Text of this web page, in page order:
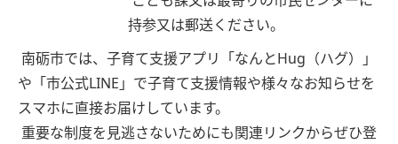
持参又は郵送ください。
南砺市では、子育て支援アプリ「なんとHug（ハグ）」
や「市公式LINE」で子育て支援情報や様々なお知らせを
スマホに直接お届けしています。
重要な制度を見逃さないためにも関連リンクからぜひ登